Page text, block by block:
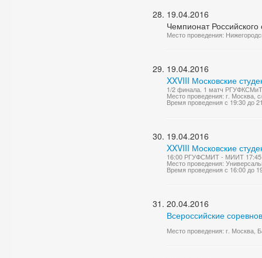
19.04.2016
Чемпионат
Место проведения:
19.04.2016
XXVIII Московские
1/2 финала. 1 матч
Место проведения: г. Москва,
Время проведения с 19:30 до
19.04.2016
XXVIII Московские
16:00 РГУФСМИТ - МИИТ
Место проведения:
Время проведения с 16:00 до
20.04.2016
Всероссийские
Место проведения: г. Москва,